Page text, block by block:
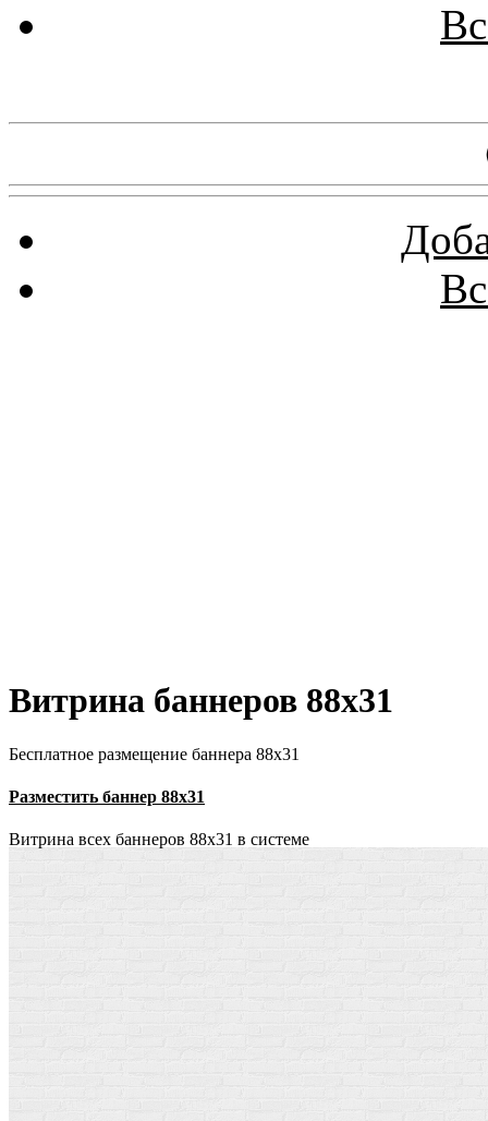
Витрина баннеров 88x31
Бесплатное размещение баннера 88х31
Разместить баннер 88х31
Витрина всех баннеров 88x31 в системе